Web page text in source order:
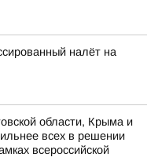
налёт на
области, Крыма и
всех в решении
всероссийской